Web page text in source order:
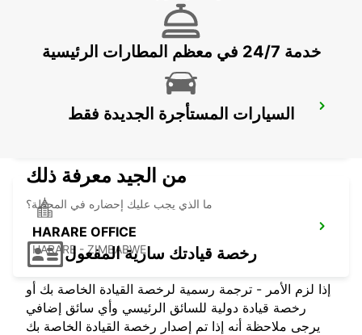
FRANCISTOWN AIRPORT
HARARE OFFICE
HARARE - ZIMBABWE
خدمة 24/7 في معظم المطارات الرئيسية
السيارات المستأجرة الجديدة فقط
من الجيد معرفة ذلك
ما الذي يجب عليك إحضاره في المحطة؟
رخصة قيادتك سارية المفعول
إذا لزم الأمر - ترجمة رسمية لرخصة القيادة الخاصة بك أو
رخصة قيادة دولية للسائق الرئيسي وأي سائق إضافي
يرجى ملاحظة أنه إذا تم إصدار رخصة القيادة الخاصة بك